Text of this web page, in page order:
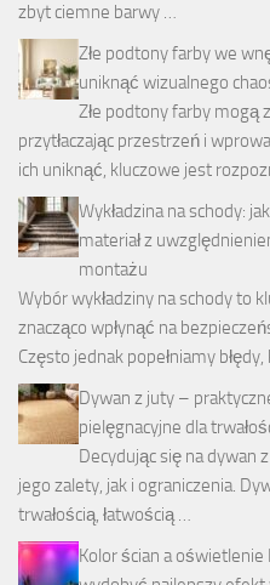
zbyt ciemne barwy …
Złe podtony farby we
uniknąć wizualnego
Złe podtony farby mogą
przytłaczając przestrzeń i
ich uniknąć, kluczowe jest
Wykładzina na schody:
materiał z
montażu
Wybór wykładziny na schody to
znacząco wpłynąć na
Często jednak popełniamy
Dywan z juty –
pielęgnacyjne dla
Decydując się na dywan
jego zalety, jak i ograniczenia.
trwałością, łatwością …
Kolor ścian a oświetlenie